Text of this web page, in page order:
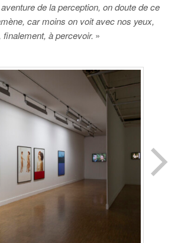
de la perception, on doute de ce
car moins on voit avec nos yeux,
à percevoir. »